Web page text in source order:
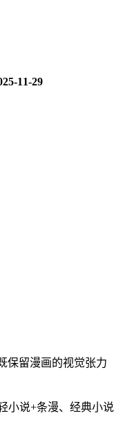
11-29
留漫画的视觉张力
说+条漫、经典小说